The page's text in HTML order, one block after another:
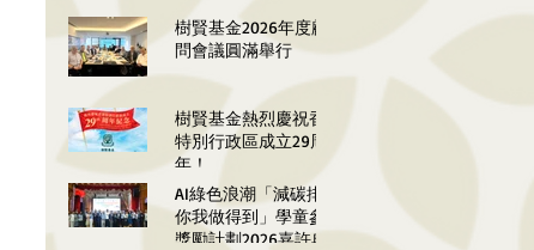
樹賢基金2026年度顧
問會議圓滿舉行
樹賢基金熱烈慶祝香港
特別行政區成立29周
年！
AI綠色浪潮「減碳排放
你我做得到」學童參與
獎勵計劃2026嘉許典